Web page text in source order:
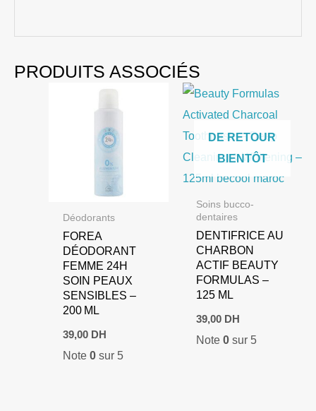
PRODUITS ASSOCIÉS
Déodorants
FOREA
DÉODORANT
FEMME 24H
SOIN PEAUX
SENSIBLES –
200 ML
39,00 DH
Note 0sur 5
DE RETOUR
BIENTÔT
Soins bucco-
dentaires
DENTIFRICE AU
CHARBON
ACTIF BEAUTY
FORMULAS –
125 ML
39,00 DH
Note0 sur 5